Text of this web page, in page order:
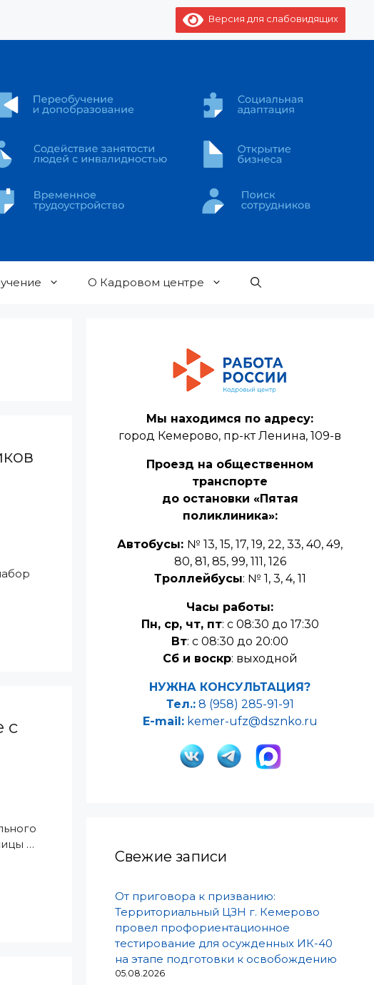
Версия для слабовидящих
О Кадровом центре
с
…
Мы находимся по адресу:
город Кемерово, пр-кт Ленина, 109-в
Проезд на общественном
транспорте
до остановки «Пятая
поликлиника»:
Автобусы: № 13, 15, 17, 19, 22, 33, 40, 49,
80, 81, 85, 99, 111, 126
Троллейбусы: № 1, 3, 4, 11
Часы работы:
Пн, ср, чт, пт: с 08:30 до 17:30
Вт: с 08:30 до 20:00
Сб и воскр: выходной
НУЖНА КОНСУЛЬТАЦИЯ?
Тел.: 8 (958) 285-91-91
E-mail: kemer-ufz@dsznko.ru
Свежие записи
От приговора к призванию:
Территориальный ЦЗН г. Кемерово
провел профориентационное
тестирование для осужденных ИК-40
на этапе подготовки к освобождению
05.08.2026